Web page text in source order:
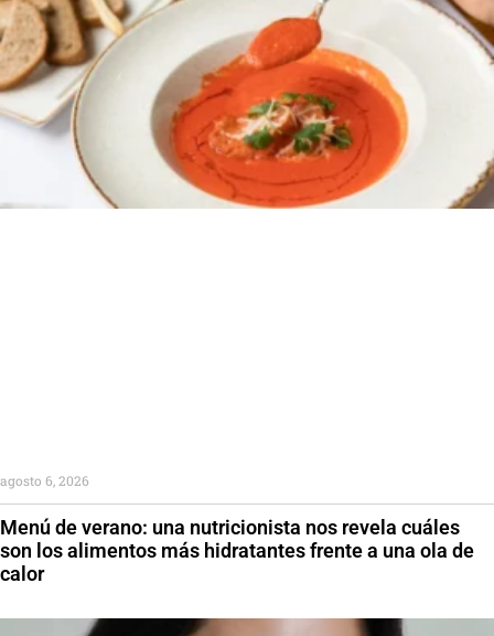
Menú de verano: una nutricionista nos revela cuáles
son los alimentos más hidratantes frente a una ola de
calor
agosto 6, 2026